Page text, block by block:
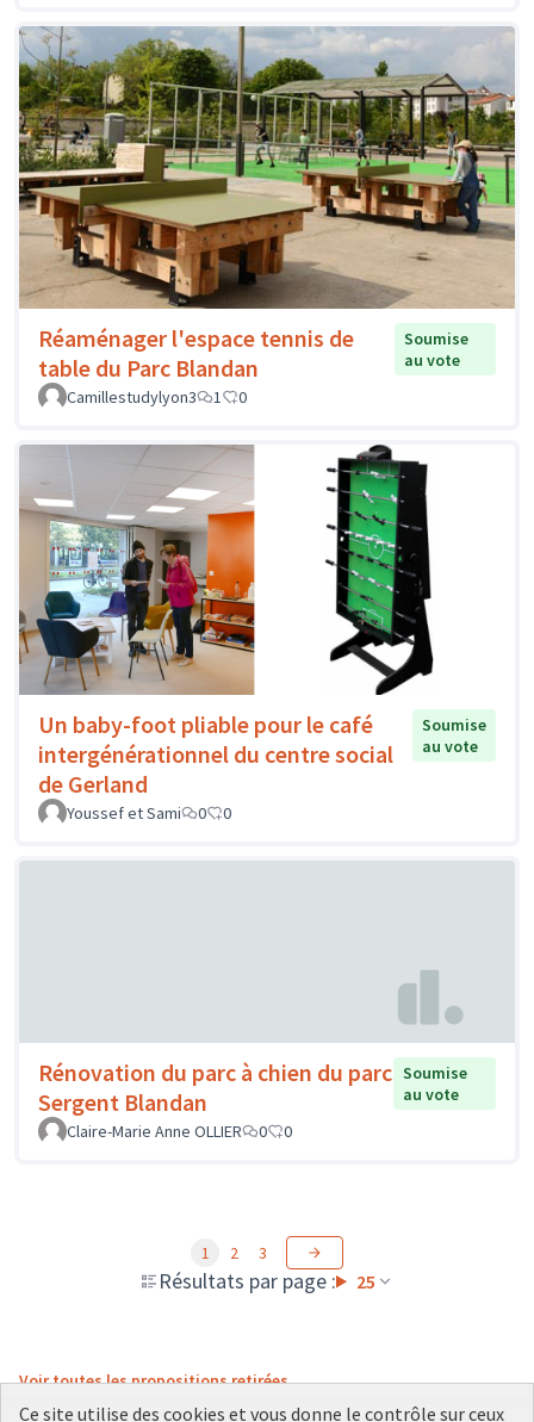
Réaménager l'espace tennis de
table du Parc Blandan
Soumise
au vote
Camillestudylyon3
1 0
Un baby-foot pliable pour le café
intergénérationnel du centre social
de Gerland
Soumise
au vote
Youssef et Sami 0 0
Rénovation du parc à chien du parc
Sergent Blandan
Soumise
au vote
Claire-Marie Anne OLLIER
0 0
Résultats par page : 25
1 2 3
Voir toutes les propositions retirées
Ce site utilise des cookies et vous donne le contrôle sur ceux